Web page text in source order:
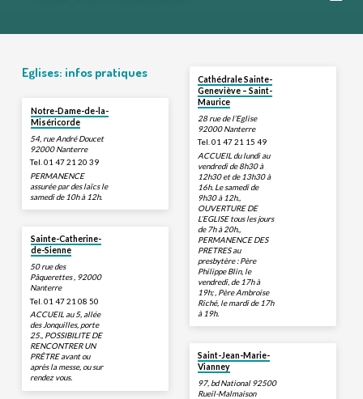
Eglises: infos pratiques
Notre-Dame-de-la-
Miséricorde
54, rue André Doucet
92000 Nanterre
Tel. 01 47 21 20 39
PERMANENCE
assurée par des laïcs le
samedi de 10h à 12h.
Sainte-Catherine-
de-Sienne
50 rue des
Pâquerettes , 92000
Nanterre
Tel. 01 47 21 08 50
ACCUEIL au 5, allée
des Jonquilles, porte
25., POSSIBILITE DE
RENCONTRER UN
PRÊTRE avant ou
après la messe, ou sur
rendez vous.
Cathédrale Sainte-
Geneviève – Saint-
Maurice
28 rue de l’Eglise
92000 Nanterre
Tel. 01 47 21 15 49
ACCUEIL du lundi au
vendredi de 8h30 à
12h30 et de 13h30 à
16h. Le samedi de
9h30 à 12h.,
OUVERTURE DE
L’EGLISE tous les jours
de 7h à 20h.,
PERMANENCE DES
PRETRES au
presbytère : Père
Philippe Blin, le
vendredi, de 17h à
19h; , Père Ambroise
Riché, le mardi de 17h
à 19h.
Saint-Jean-Marie-
Vianney
97, bd National 92500
Rueil-Malmaison